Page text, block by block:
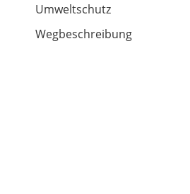
Umweltschutz
Wegbeschreibung